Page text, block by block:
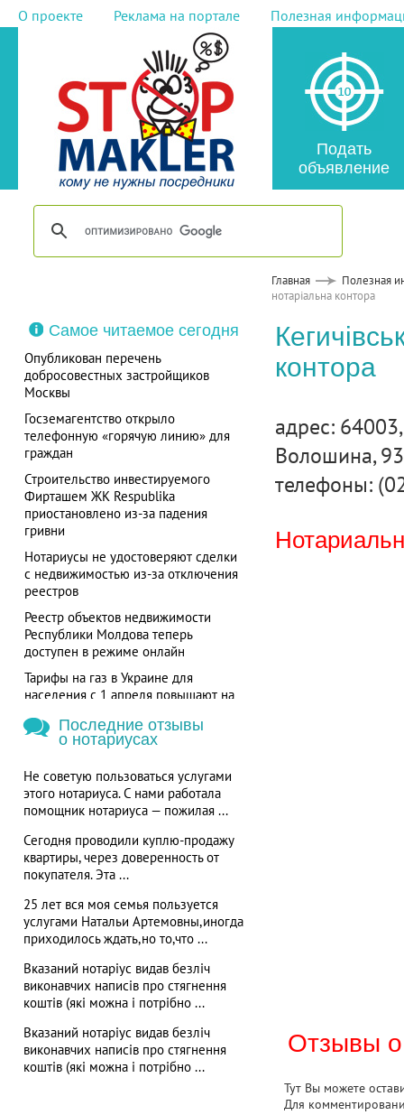
О проекте Реклама на портале Полезная
Подать
объявление
Главная
Полезная
нотаріальна контора
Самое читаемое сегодня
Опубликован перечень
добросовестных застройщиков
Москвы
Госземагентство открыло
телефонную «горячую линию» для
граждан
Строительство инвестируемого
Фирташем ЖК Respublika
приостановлено из-за падения
гривни
Нотариусы не удостоверяют сделки
с недвижимостью из-за отключения
реестров
Реестр объектов недвижимости
Республики Молдова теперь
доступен в режиме онлайн
Тарифы на газ в Украине для
населения с 1 апреля повышают на
Последние отзывы
о нотариусах
Не советую пользоваться услугами
этого нотариуса. С нами работала
помощник нотариуса — пожилая ...
Сегодня проводили куплю-продажу
квартиры, через доверенность от
покупателя. Эта ...
25 лет вся моя семья пользуется
услугами Натальи Артемовны,иногда
приходилось ждать,но то,что ...
Вказаний нотаріус видав безліч
виконавчих написів про стягнення
коштів (які можна і потрібно ...
Вказаний нотаріус видав безліч
виконавчих написів про стягнення
коштів (які можна і потрібно ...
контора
адрес: 64003,
Волошина,
телефоны:
Отзывы о
Тут Вы можете
Для